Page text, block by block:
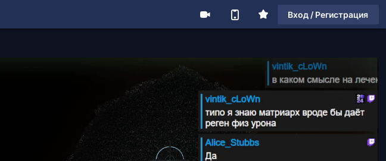
Вход / Регистрация